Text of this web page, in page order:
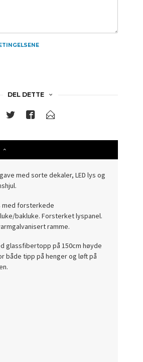
DEL DETTE
med sorte dekaler, LED lys og
med forsterkede
bakluke. Forsterket lyspanel.
ramme.
glassfibertopp på 150cm høyde
både tipp på henger og løft på